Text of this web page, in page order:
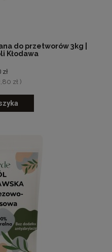
do przetworów 3kg |
Kłodawa
zł
zł )